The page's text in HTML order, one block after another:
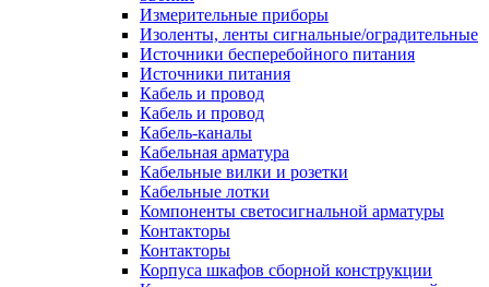
Измерительные приборы
Изоленты, ленты сигнальные/оградительные
Источники бесперебойного питания
Источники питания
Кабель и провод
Кабель и провод
Кабель-каналы
Кабельная арматура
Кабельные вилки и розетки
Кабельные лотки
Компоненты светосигнальной арматуры
Контакторы
Контакторы
Корпуса шкафов сборной конструкции